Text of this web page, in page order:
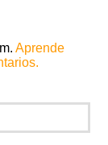
Aprende